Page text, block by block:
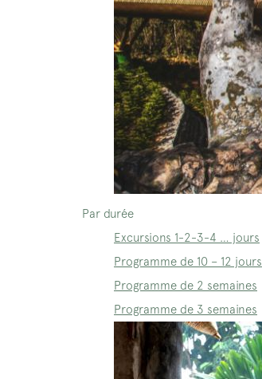
Par durée
Excursions 1-2-3-4 … jours
Programme de 10 – 12 jours
Programme de 2 semaines
Programme de 3 semaines